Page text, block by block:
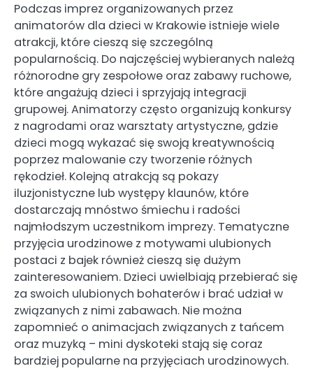
Podczas imprez organizowanych przez
animatorów dla dzieci w Krakowie istnieje wiele
atrakcji, które cieszą się szczególną
popularnością. Do najczęściej wybieranych należą
różnorodne gry zespołowe oraz zabawy ruchowe,
które angażują dzieci i sprzyjają integracji
grupowej. Animatorzy często organizują konkursy
z nagrodami oraz warsztaty artystyczne, gdzie
dzieci mogą wykazać się swoją kreatywnością
poprzez malowanie czy tworzenie różnych
rękodzieł. Kolejną atrakcją są pokazy
iluzjonistyczne lub występy klaunów, które
dostarczają mnóstwo śmiechu i radości
najmłodszym uczestnikom imprezy. Tematyczne
przyjęcia urodzinowe z motywami ulubionych
postaci z bajek również cieszą się dużym
zainteresowaniem. Dzieci uwielbiają przebierać się
za swoich ulubionych bohaterów i brać udział w
związanych z nimi zabawach. Nie można
zapomnieć o animacjach związanych z tańcem
oraz muzyką – mini dyskoteki stają się coraz
bardziej popularne na przyjęciach urodzinowych.